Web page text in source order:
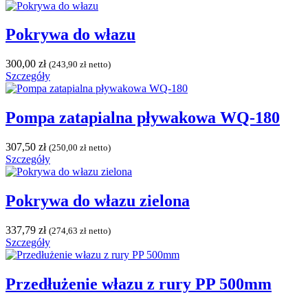
Pokrywa do włazu
300,00 zł (243,90 zł netto)
Szczegóły
Pompa zatapialna pływakowa WQ-180
307,50 zł (250,00 zł netto)
Szczegóły
Pokrywa do włazu zielona
337,79 zł (274,63 zł netto)
Szczegóły
Przedłużenie włazu z rury PP 500mm